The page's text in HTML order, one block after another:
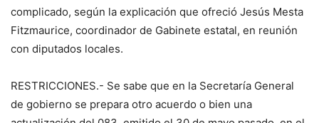
complicado, según la explicación que ofreció Jesús Mesta
Fitzmaurice, coordinador de Gabinete estatal, en reunión
con diputados locales.
RESTRICCIONES.- Se sabe que en la Secretaría General
de gobierno se prepara otro acuerdo o bien una